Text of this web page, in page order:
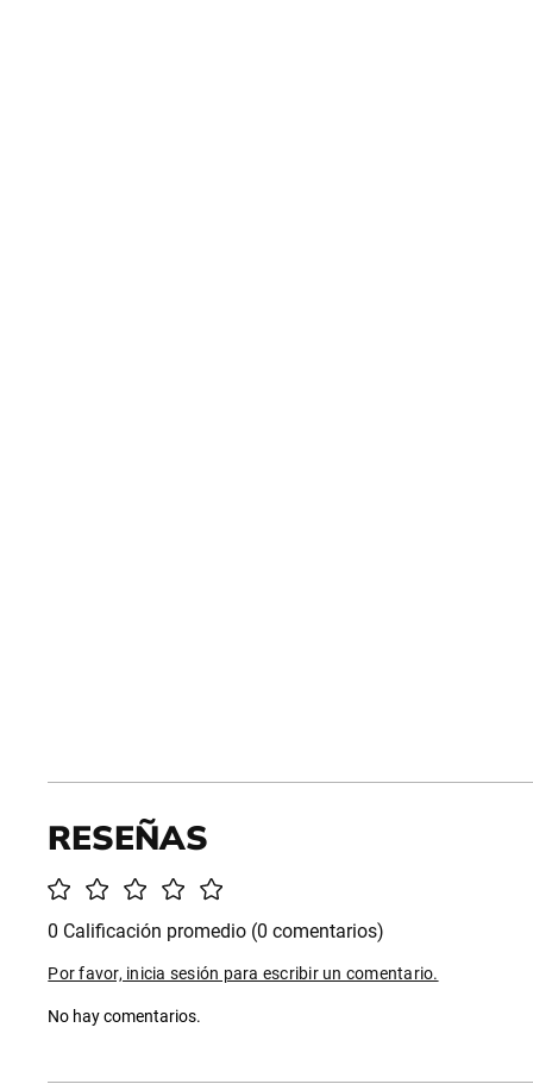
0 Calificación promedio (0 comentarios)
Por favor, inicia sesión para escribir un comentario.
No hay comentarios.